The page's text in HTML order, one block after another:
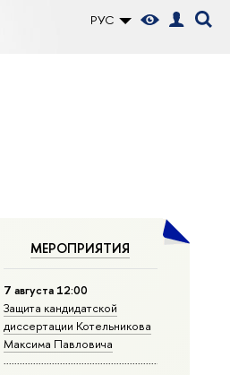
РУС
МЕРОПРИЯТИЯ
7 августа 12:00
Защита кандидатской
диссертации Котельникова
Максима Павловича